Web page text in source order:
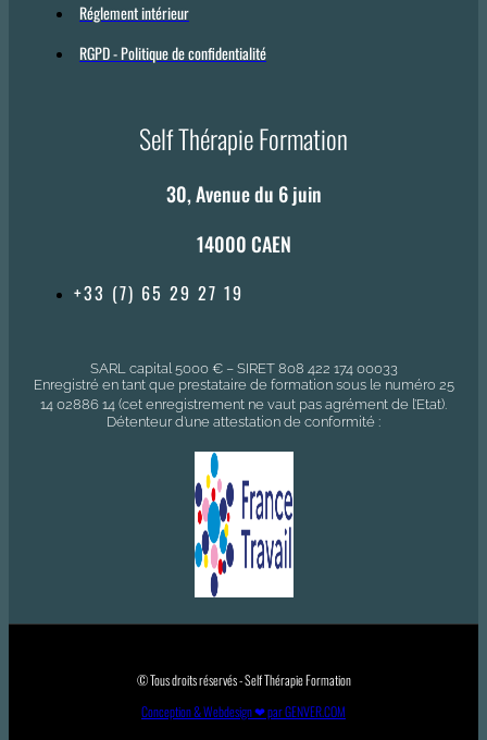
Réglement intérieur
RGPD - Politique de confidentialité
Self Thérapie Formation
30, Avenue du 6 juin
14000 CAEN
+33 (7) 65 29 27 19
SARL capital 5000 € – SIRET 808 422 174 00033
Enregistré en tant que prestataire de formation sous le numéro 25
14 02886 14 (cet enregistrement ne vaut pas agrément de l’Etat).
Détenteur d’une attestation de conformité :
© Tous droits réservés - Self Thérapie Formation
Conception & Webdesign ❤ par GENVER.COM